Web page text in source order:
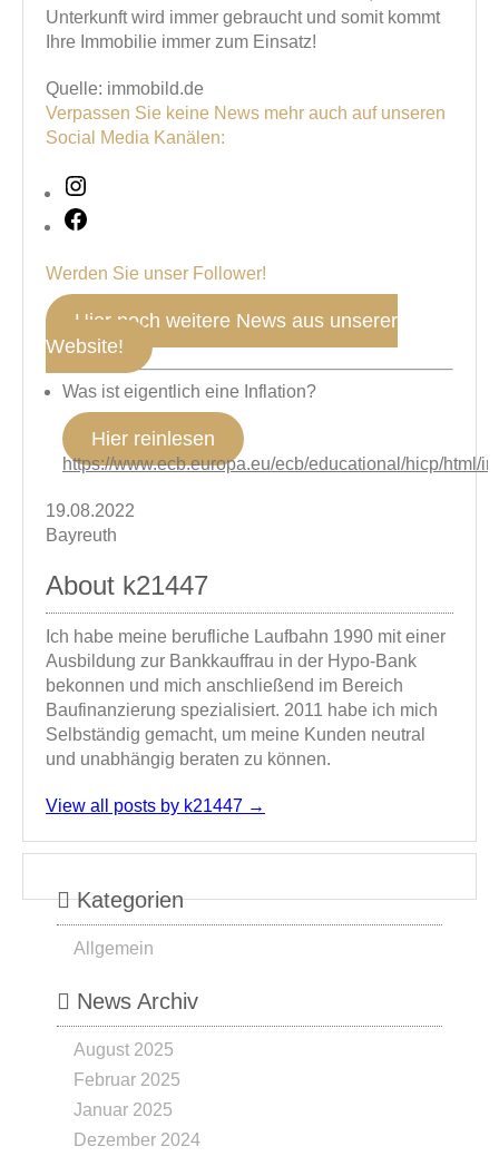
Unterkunft wird immer gebraucht und somit kommt
Ihre Immobilie immer zum Einsatz!
Quelle: immobild.de
Verpassen Sie keine News mehr auch auf unseren
Social Media Kanälen:
Werden Sie unser Follower!
Hier noch weitere News aus unserer
Website!
Was ist eigentlich eine Inflation?
Hier reinlesen
https://www.ecb.europa.eu/ecb/educational/hicp/html/
19.08.2022
Bayreuth
About k21447
Ich habe meine berufliche Laufbahn 1990 mit einer
Ausbildung zur Bankkauffrau in der Hypo-Bank
bekonnen und mich anschließend im Bereich
Baufinanzierung spezialisiert. 2011 habe ich mich
Selbständig gemacht, um meine Kunden neutral
und unabhängig beraten zu können.
View all posts by k21447 →
Kategorien
Allgemein
News Archiv
August 2025
Februar 2025
Januar 2025
Dezember 2024